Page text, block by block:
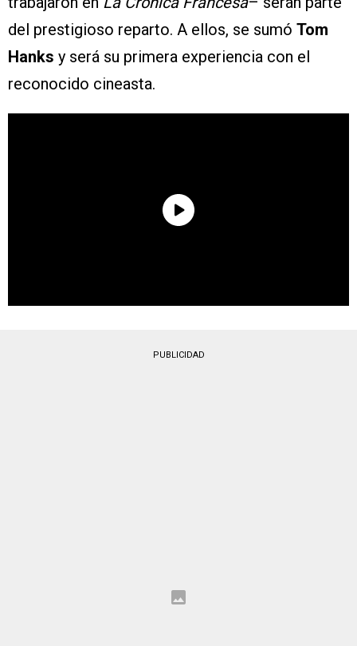
del prestigioso reparto. A ellos, se sumó Tom
Hanks y será su primera experiencia con el
reconocido cineasta.
PUBLICIDAD